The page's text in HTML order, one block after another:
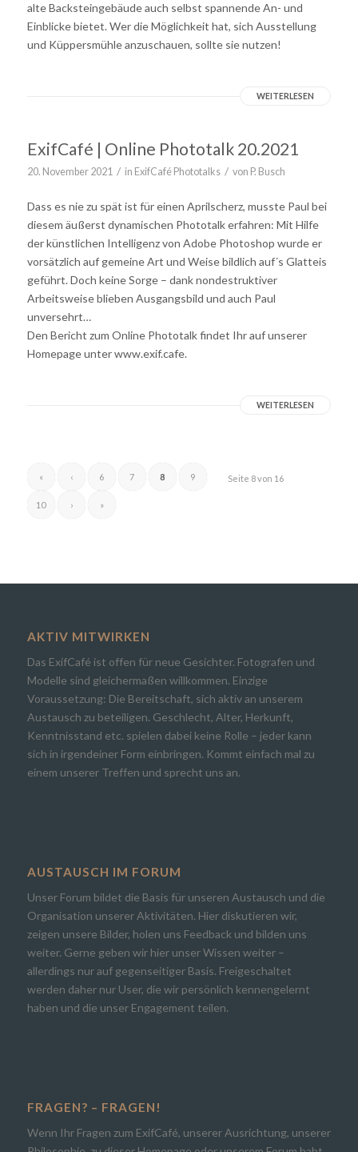
alte Backsteingebäude auch selbst spannende An- und
Einblicke bietet. Wer die Möglichkeit hat, sich Ausstellung
und Küppersmühle anzuschauen, sollte sie nutzen!
WEITERLESEN
ExifCafé | Online Phototalk 20.2021
20. November 2021 / in ExifCafé Phototalks / von P. Busch
Dass es nie zu spät ist für einen Aprilscherz, musste Paul bei
diesem äußerst dynamischen Phototalk erfahren: Mit Hilfe
der künstlichen Intelligenz von Adobe Photoshop wurde er
vorsätzlich auf gemeine Art und Weise bildlich auf´s Glatteis
geführt. Doch keine Sorge – dank nondestruktiver
Arbeitsweise blieben Ausgangsbild und auch Paul
unversehrt…
Den Bericht zum Online Phototalk findet Ihr auf unserer
Homepage unter www.exif.cafe.
WEITERLESEN
Seite 8 von 16
« ‹ 6 7 8 9
10 › »
AKTIV MITWIRKEN
Das ExifCafé ist offen für neue Gesichter. Fotografen und
Modelle sind gleichermaßen willkommen. Einzige
Voraussetzung: Die Bereitschaft, sich aktiv an unserem
Austausch zu beteiligen. Geschlecht, Alter, Herkunft,
Kenntnisstand etc. spielen dabei keine Rolle – jeder kann
sich in irgendeiner Form einbringen. Kommt einfach mal zu
einem unserer Treffen und sprecht uns an.
AUSTAUSCH IM FORUM
Unser Forum bildet die Basis für unseren Austausch und die
Organisation unserer Aktivitäten. Hier diskutieren wir,
zeigen unsere Bilder, holen uns Feedback und bilden uns
weiter. Gerne geben wir hier unser Wissen weiter –
allerdings nur auf gegenseitiger Basis. Freigeschaltet
werden daher nur User, die wir persönlich kennengelernt
haben und die unser Engagement teilen.
FRAGEN? – FRAGEN!
Wenn Ihr Fragen zum ExifCafé, unserer Ausrichtung, unserer